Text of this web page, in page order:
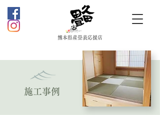
熊本県産畳表応援店
施工事例